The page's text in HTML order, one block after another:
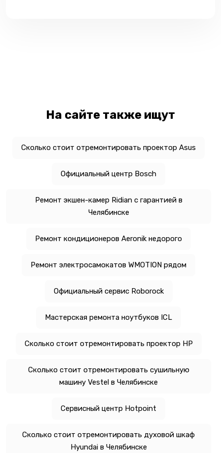
На сайте также ищут
Сколько стоит отремонтировать проектор Asus
Официальный центр Bosch
Ремонт экшен-камер Ridian с гарантией в
Челябинске
Ремонт кондиционеров Aeronik недорого
Ремонт электросамокатов WMOTION рядом
Официальный сервис Roborock
Мастерская ремонта ноутбуков ICL
Сколько стоит отремонтировать проектор HP
Сколько стоит отремонтировать сушильную
машину Vestel в Челябинске
Сервисный центр Hotpoint
Сколько стоит отремонтировать духовой шкаф
Hyundai в Челябинске